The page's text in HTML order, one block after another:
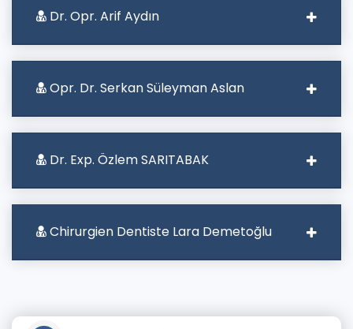
Dr. Opr. Arif Aydın
Opr. Dr. Serkan Süleyman Aslan
Dr. Exp. Özlem SARITABAK
Chirurgien Dentiste Lara Demetoğlu